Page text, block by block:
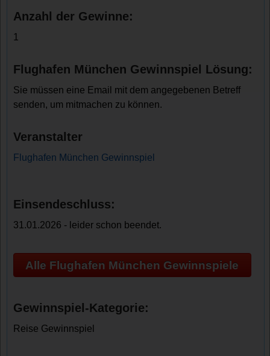
Anzahl der Gewinne:
1
Flughafen München Gewinnspiel Lösung:
Sie müssen eine Email mit dem angegebenen Betreff
senden, um mitmachen zu können.
Veranstalter
Flughafen München Gewinnspiel
Einsendeschluss:
31.01.2026 - leider schon beendet.
Alle Flughafen München Gewinnspiele
Gewinnspiel-Kategorie:
Reise Gewinnspiel